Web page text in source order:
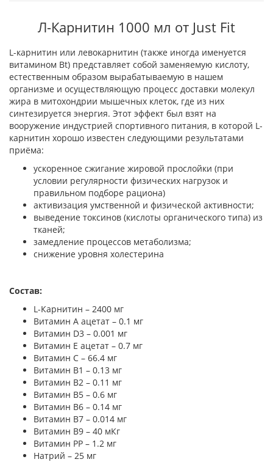
Л-Карнитин 1000 мл от Just Fit
L-карнитин или левокарнитин (также иногда именуется
витамином Bt) представляет собой заменяемую кислоту,
естественным образом вырабатываемую в нашем
организме и осуществляющую процесс доставки молекул
жира в митохондрии мышечных клеток, где из них
синтезируется энергия. Этот эффект был взят на
вооружение индустрией спортивного питания, в которой L-
карнитин хорошо известен следующими результатами
приёма:
ускоренное сжигание жировой прослойки (при
условии регулярности физических нагрузок и
правильном подборе рациона)
активизация умственной и физической активности;
выведение токсинов (кислоты органического типа) из
тканей;
замедление процессов метаболизма;
снижение уровня холестерина
Состав:
L-Карнитин – 2400 мг
Витамин А ацетат – 0.1 мг
Витамин D3 – 0.001 мг
Витамин Е ацетат – 0.7 мг
Витамин С – 66.4 мг
Витамин В1 – 0.13 мг
Витамин В2 – 0.11 мг
Витамин В5 – 0.6 мг
Витамин В6 – 0.14 мг
Витамин В7 – 0.014 мг
Витамин В9 – 40 мКг
Витамин РР – 1.2 мг
Натрий – 25 мг